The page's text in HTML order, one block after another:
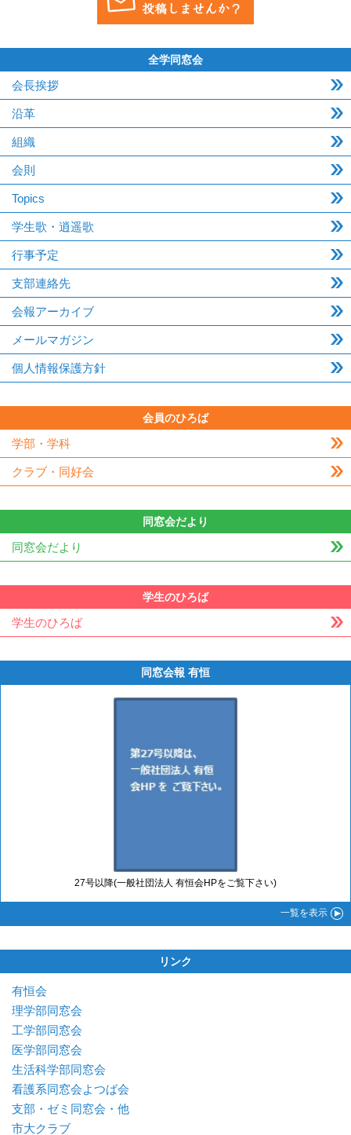
全学同窓会
会長挨拶
沿革
組織
会則
Topics
学生歌・逍遥歌
行事予定
支部連絡先
会報アーカイブ
メールマガジン
個人情報保護方針
会員のひろば
学部・学科
クラブ・同好会
同窓会だより
同窓会だより
学生のひろば
学生のひろば
同窓会報 有恒
27号以降(一般社団法人 有恒会HPをご覧下さい)
一覧を表示
リンク
有恒会
理学部同窓会
工学部同窓会
医学部同窓会
生活科学部同窓会
看護系同窓会よつば会
支部・ゼミ同窓会・他
市大クラブ